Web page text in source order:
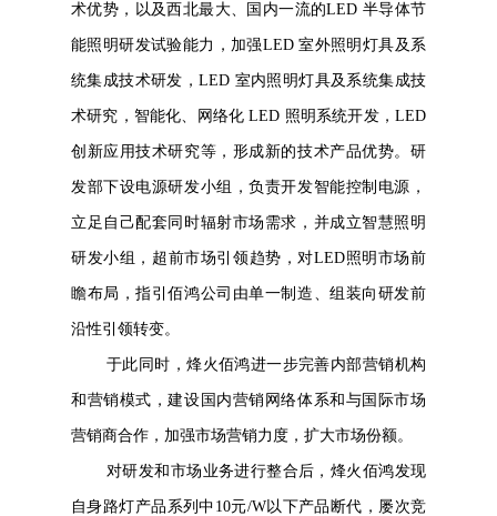
术优势，以及西北最大、国内一流的LED 半导体节
能照明研发试验能力，加强LED 室外照明灯具及系
统集成技术研发，LED 室内照明灯具及系统集成技
术研究，智能化、网络化 LED 照明系统开发，LED
创新应用技术研究等，形成新的技术产品优势。研
发部下设电源研发小组，负责开发智能控制电源，
立足自己配套同时辐射市场需求，并成立智慧照明
研发小组，超前市场引领趋势，对LED照明市场前
瞻布局，指引佰鸿公司由单一制造、组装向研发前
沿性引领转变。
于此同时，烽火佰鸿进一步完善内部营销机构
和营销模式，建设国内营销网络体系和与国际市场
营销商合作，加强市场营销力度，扩大市场份额。
对研发和市场业务进行整合后，烽火佰鸿发现
自身路灯产品系列中10元/W以下产品断代，屡次竞